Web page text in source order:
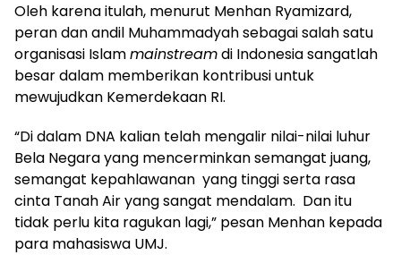
Oleh karena itulah, menurut Menhan Ryamizard,
peran dan andil Muhammadyah sebagai salah satu
organisasi Islammainstreamdi Indonesia sangatlah
besar dalam memberikan kontribusi untuk
mewujudkan Kemerdekaan RI.
“Di dalam DNA kalian telah mengalir nilai-nilai luhur
Bela Negara yang mencerminkan semangat juang,
semangat kepahlawanan yang tinggi serta rasa
cinta Tanah Air yang sangat mendalam. Dan itu
tidak perlu kita ragukan lagi,” pesan Menhan kepada
para mahasiswa UMJ.